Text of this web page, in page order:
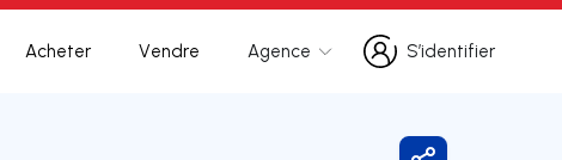
Acheter Vendre Agence
S’identifier
S’identifier